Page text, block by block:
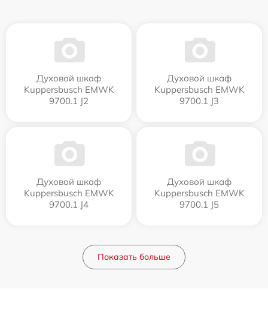
Духовой шкаф
Kuppersbusch EMWK
9700.1 J2
Духовой шкаф
Kuppersbusch EMWK
9700.1 J3
Духовой шкаф
Kuppersbusch EMWK
9700.1 J4
Духовой шкаф
Kuppersbusch EMWK
9700.1 J5
Показать больше